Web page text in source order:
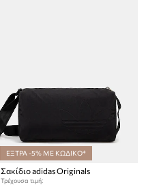
ΕΞΤΡΑ -5% ΜΕ ΚΩΔΙΚΟ*
Σακίδιο adidas Originals
Τρέχουσα τιμή: